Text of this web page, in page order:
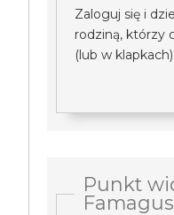
Zaloguj się i
rodziną, którzy
(lub w klapkach)
Punkt